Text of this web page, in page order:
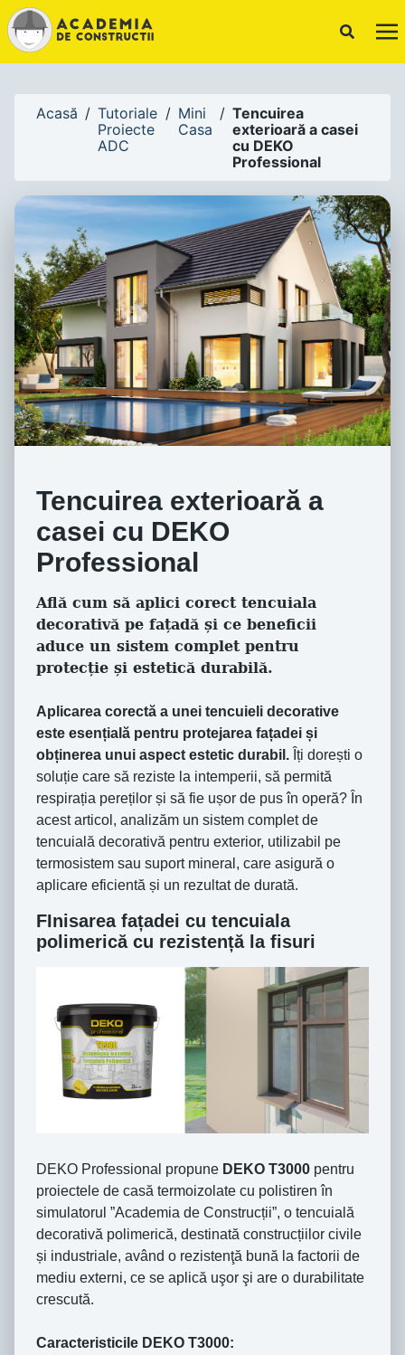
!-- Canonical URL -->
Acasă / Tutoriale
Proiecte
ADC
/ Mini
Casa
/ Tencuirea
exterioară a casei
cu DEKO
Professional
Tencuirea exterioară a
casei cu DEKO
Professional
Află cum să aplici corect tencuiala
decorativă pe fațadă și ce beneficii
aduce un sistem complet pentru
protecție și estetică durabilă.
Aplicarea corectă a unei tencuieli decorative
este esențială pentru protejarea fațadei și
obținerea unui aspect estetic durabil. Îți dorești o
soluție care să reziste la intemperii, să permită
respirația pereților și să fie ușor de pus în operă? În
acest articol, analizăm un sistem complet de
tencuială decorativă pentru exterior, utilizabil pe
termosistem sau suport mineral, care asigură o
aplicare eficientă și un rezultat de durată.
FInisarea fațadei cu tencuiala
polimerică cu rezistență la fisuri
DEKO Professional propune DEKO T3000 pentru
proiectele de casă termoizolate cu polistiren în
simulatorul ”Academia de Construcții”, o tencuială
decorativă polimerică, destinată construcțiilor civile
și industriale, având o rezistenţă bună la factorii de
mediu externi, ce se aplică uşor şi are o durabilitate
crescută.
Caracteristicile DEKO T3000: